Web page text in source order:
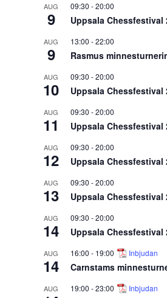
AUG
9
09:30 -20:00
Uppsala Chessfestival
AUG
9
13:00 -22:00
Rasmus
AUG
10
09:30 -20:00
Uppsala Chessfestival
AUG
11
09:30 -20:00
Uppsala Chessfestival
AUG
12
09:30 -20:00
Uppsala Chessfestival
AUG
13
09:30 -20:00
Uppsala Chessfestival
AUG
14
09:30 -20:00
Uppsala Chessfestival
AUG
14
16:00 - 19:00 Inbjudan
Carnstams
AUG 19:00 -23:00 Inbjudan